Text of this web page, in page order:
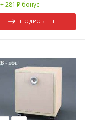
+ 281 ₽ бонус
ПОДРОБНЕЕ